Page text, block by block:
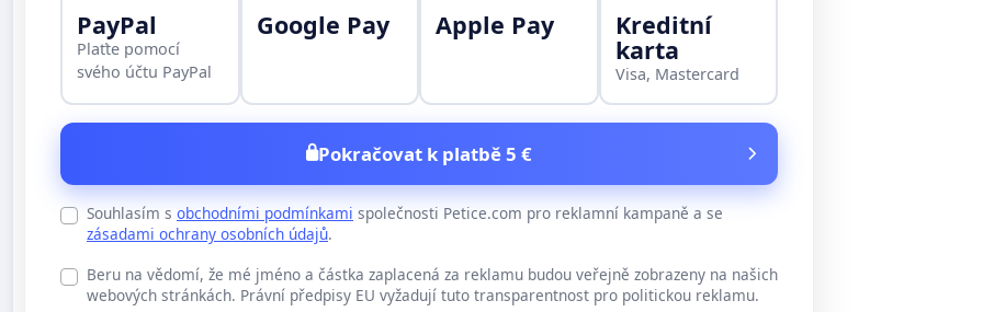
PayPal
Plaťte pomocí
svého účtu PayPal
Google Pay Apple Pay Kreditní
karta
Visa, Mastercard
Pokračovat k platbě 5 €
Souhlasím s obchodními podmínkami společnosti Petice.com pro reklamní kampaně a se
zásadami ochrany osobních údajů.
Beru na vědomí, že mé jméno a částka zaplacená za reklamu budou veřejně zobrazeny na našich
webových stránkách. Právní předpisy EU vyžadují tuto transparentnost pro politickou reklamu.